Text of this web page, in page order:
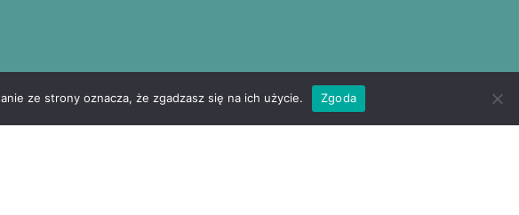
ze strony oznacza, że zgadzasz się na ich użycie. Zgoda